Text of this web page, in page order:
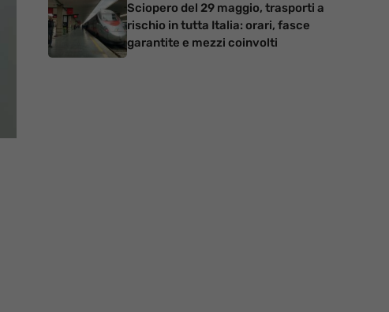
Sciopero del 29 maggio, trasporti a
rischio in tutta Italia: orari, fasce
garantite e mezzi coinvolti